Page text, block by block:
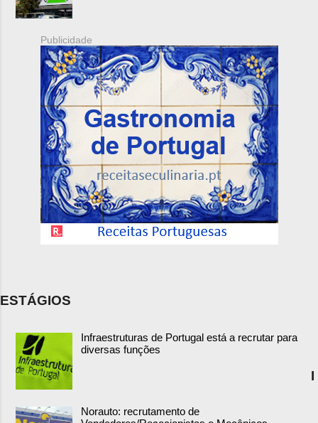
Publicidade
ESTÁGIOS
Infraestruturas de Portugal está a recrutar para
diversas funções
Norauto: recrutamento de
I